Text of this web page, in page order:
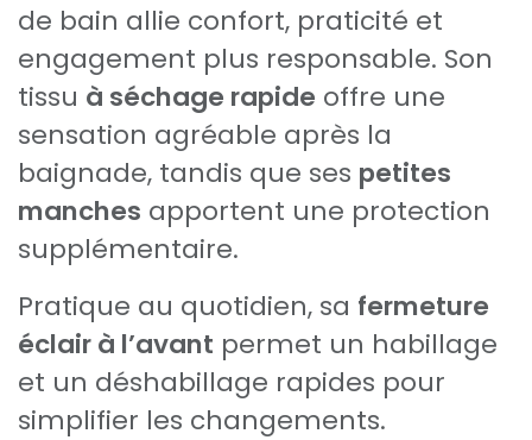
de bain allie confort, praticité et
engagement plus responsable. Son
tissu à séchage rapide offre une
sensation agréable après la
baignade, tandis que ses petites
manches apportent une protection
supplémentaire.
Pratique au quotidien, sa fermeture
éclair à l’avant permet un habillage
et un déshabillage rapides pour
simplifier les changements.